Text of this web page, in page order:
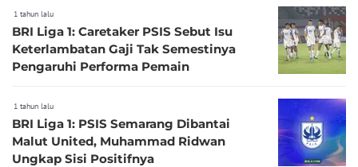
1 tahun lalu
BRI Liga 1: Caretaker PSIS Sebut Isu
Keterlambatan Gaji Tak Semestinya
Pengaruhi Performa Pemain
1 tahun lalu
BRI Liga 1: PSIS Semarang Dibantai
Malut United, Muhammad Ridwan
Ungkap Sisi Positifnya